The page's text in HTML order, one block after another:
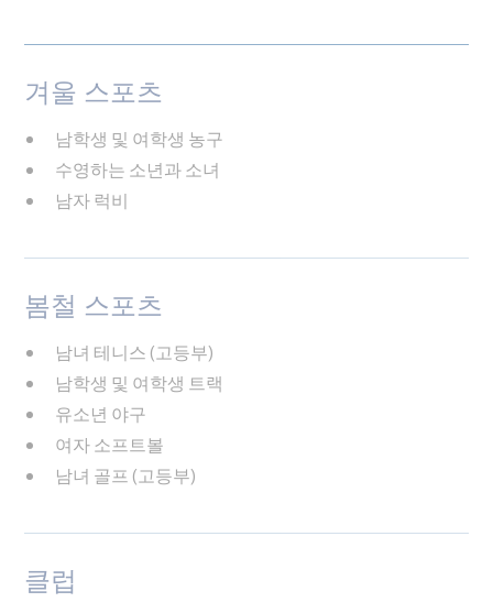
겨울 스포츠
남학생 및 여학생 농구
수영하는 소년과 소녀
남자 럭비
봄철 스포츠
남녀 테니스 (고등부)
남학생 및 여학생 트랙
유소년 야구
여자 소프트볼
남녀 골프 (고등부)
클럽